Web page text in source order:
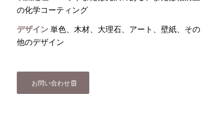
の化学コーティング
デザイン 単色、木材、大理石、アート、壁紙、その
他のデザイン
お問い合わせ